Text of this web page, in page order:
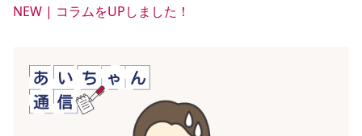
NEW | コラムをUPしました！